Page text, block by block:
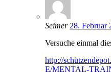
Seimer 28. Februar
Versuche einmal
http://
E/MENTAL-